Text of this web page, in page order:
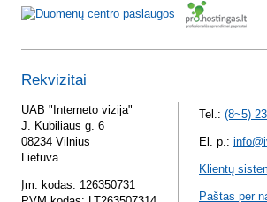
Rekvizitai
UAB "Interneto vizija"
J. Kubiliaus g. 6
08234 Vilnius
Lietuva
Įm. kodas: 126350731
Tel.: (8~5)
El. p.:
Klientų
Paštas per